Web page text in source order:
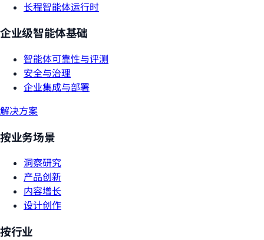
长程智能体运行时
企业级智能体基础
智能体可靠性与评测
安全与治理
企业集成与部署
解决方案
按业务场景
洞察研究
产品创新
内容增长
设计创作
按行业